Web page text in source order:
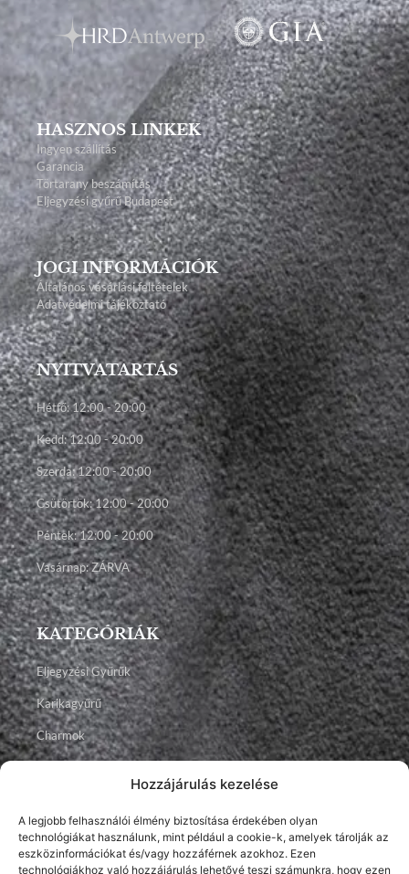
Hozzájárulás kezelése
A legjobb felhasználói élmény biztosítása érdekében olyan
technológiákat használunk, mint például a cookie-k, amelyek tárolják az
eszközinformációkat és/vagy hozzáférnek azokhoz. Ezen
technológiákhoz való hozzájárulás lehetővé teszi számunkra, hogy ezen
HASZNOS LINKEK
Ingyen szállítás
Garancia
Törtarany beszámítás
Eljegyzési gyűrű Budapest
JOGI INFORMÁCIÓK
Általános vásárlási feltételek
Adatvédelmi tájékoztató
NYITVATARTÁS
Hétfő: 12:00 - 20:00
Kedd: 12:00 - 20:00
Szerda: 12:00 - 20:00
Csütörtök: 12:00 - 20:00
Péntek: 12:00 - 20:00
Vasárnap: ZÁRVA
KATEGÓRIÁK
Eljegyzési Gyűrűk
Karikagyűrű
Charmok
FacebookInstagramYoutube